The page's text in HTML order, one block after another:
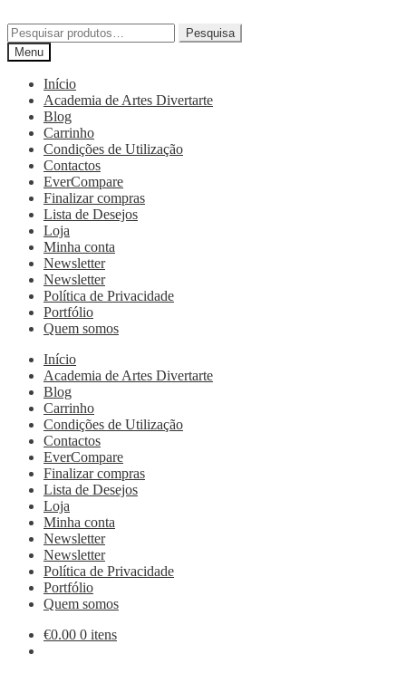
Pesquisa
Menu
Início
Academia de Artes Divertarte
Blog
Carrinho
Condições de Utilização
Contactos
EverCompare
Finalizar compras
Lista de Desejos
Loja
Minha conta
Newsletter
Newsletter
Política de Privacidade
Portfólio
Quem somos
Início
Academia de Artes Divertarte
Blog
Carrinho
Condições de Utilização
Contactos
EverCompare
Finalizar compras
Lista de Desejos
Loja
Minha conta
Newsletter
Newsletter
Política de Privacidade
Portfólio
Quem somos
€0.00 0 itens